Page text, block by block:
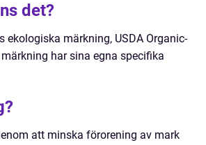
det?
ekologiska märkning, USDA Organic-
har sina egna specifika
att minska förorening av mark